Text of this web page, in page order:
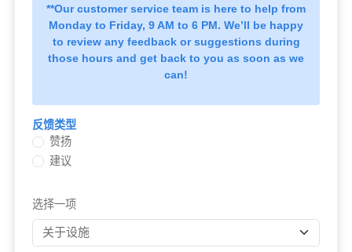
**Our customer service team is here to help from
Monday to Friday, 9 AM to 6 PM. We’ll be happy
to review any feedback or suggestions during
those hours and get back to you as soon as we
can!
反馈类型
赞扬
建议
选择一项